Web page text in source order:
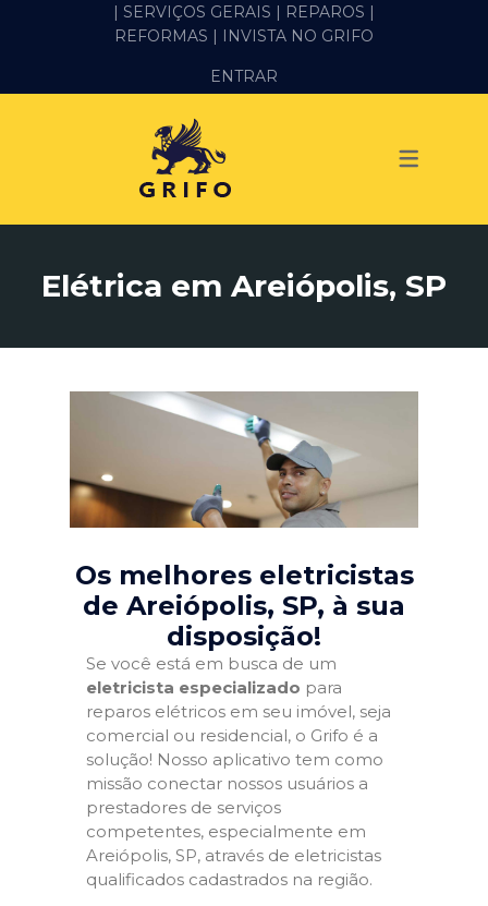
ALVENARIA E PEDREIRO
IMPERMEABILIZAÇÃO
REFORMA
| SERVIÇOS GERAIS | REPAROS |
REFORMAS | INVISTA NO GRIFO
ENTRAR
Elétrica em Areiópolis, SP
Os melhores eletricistas
de Areiópolis, SP, à sua
disposição!
Se você está em busca de um
eletricista especializado para
reparos elétricos em seu imóvel, seja
comercial ou residencial, o Grifo é a
solução! Nosso aplicativo tem como
missão conectar nossos usuários a
prestadores de serviços
competentes, especialmente em
Areiópolis, SP, através de eletricistas
qualificados cadastrados na região.